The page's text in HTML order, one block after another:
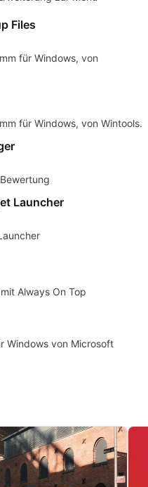
Files
für Windows, von
für Windows, von Wintools.
Launcher
Always On Top
Windows von Microsoft